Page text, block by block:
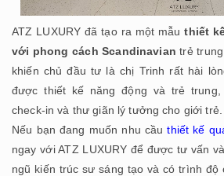
ATZ LUXURY đã tạo ra một mẫuthiết
với phong cách Scandinavian trẻ
khiến chủ đầu tư là chị Trinh rất hài
được thiết kế năng động và trẻ
check-in và thư giãn lý tưởng cho giới trẻ.
Nếu bạn đang muốn nhu cầuthiết kế
ngay với ATZ LUXURY để được tư vấn
ngũ kiến trúc sư sáng tạo và có trình độ